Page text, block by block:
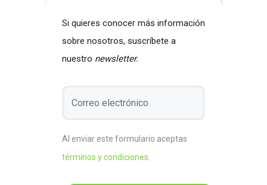
Si quieres conocer más información
sobre nosotros, suscríbete a
nuestro newsletter.
Al enviar este formulario aceptas
términos y condiciones